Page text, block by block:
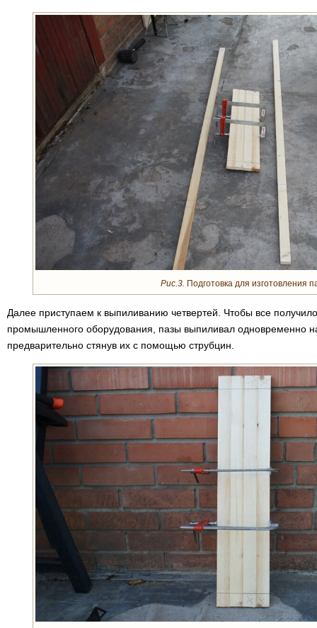
Рис.3. Подготовка для изготовления
Далее приступаем к выпиливанию четвертей. Чтобы все
промышленного оборудования, пазы выпиливал одновременно
предварительно стянув их с помощью струбцин.